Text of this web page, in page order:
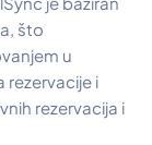
što
u
rezervacije i
rezervacija i